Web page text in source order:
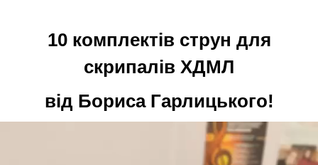
10 комплектів струн для
скрипалів ХДМЛ
від Бориса Гарлицького!